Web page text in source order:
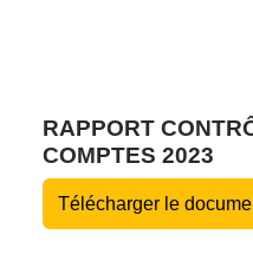
RAPPORT
COMPTES 2023
Télécharger le